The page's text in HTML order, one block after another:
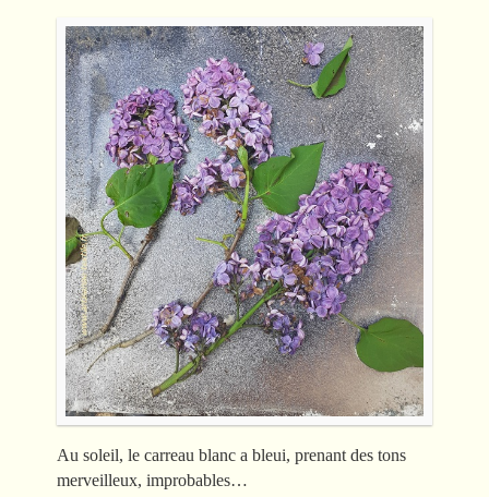
Au soleil, le carreau blanc a bleui, prenant des tons
merveilleux, improbables…